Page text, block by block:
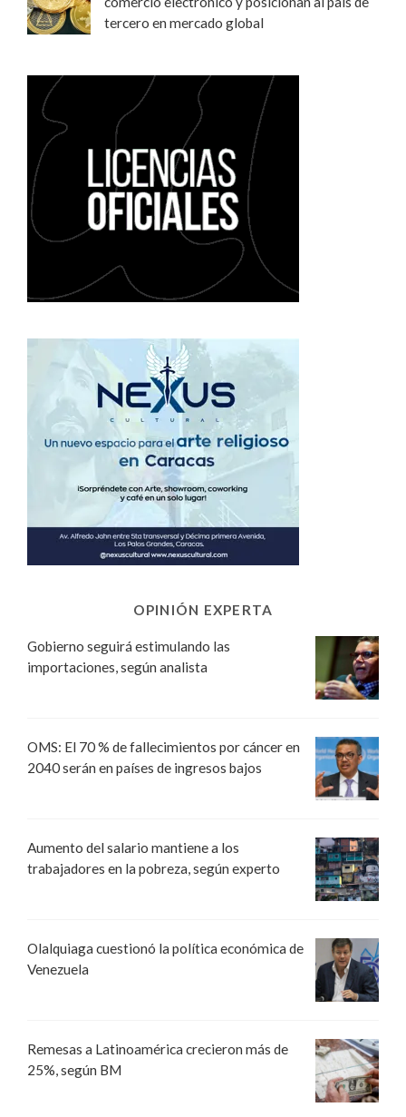
tercero en mercado global
OPINIÓN EXPERTA
Gobierno seguirá estimulando las
importaciones, según analista
OMS: El 70 % de fallecimientos por cáncer en
2040 serán en países de ingresos bajos
Aumento del salario mantiene a los
trabajadores en la pobreza, según experto
Olalquiaga cuestionó la política económica de
Venezuela
Remesas a Latinoamérica crecieron más de
25%, según BM